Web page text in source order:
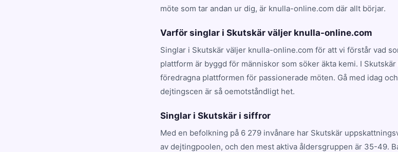
möte som tar andan ur dig, är knulla-online.com där allt börjar.
Varför singlar i Skutskär väljer knulla-online.com
Singlar i Skutskär väljer knulla-online.com för att vi förstår vad
plattform är byggd för människor som söker äkta kemi. I
föredragna plattformen för passionerade möten. Gå med idag
dejtingscen är så oemotståndligt het.
Singlar i Skutskär i siffror
Med en befolkning på 6 279 invånare har Skutskär
av dejtingpoolen, och den mest aktiva åldersgruppen är 35-49.